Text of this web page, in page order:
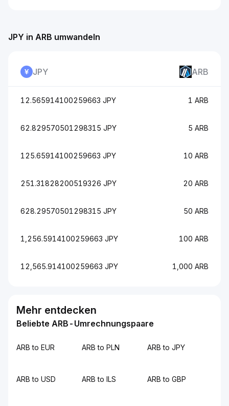
JPY in ARB umwandeln
JPY ARB
12.565914100259663 JPY 1 ARB
62.829570501298315 JPY 5 ARB
125.65914100259663 JPY 10 ARB
251.31828200519326 JPY 20 ARB
628.29570501298315 JPY 50 ARB
1,256.5914100259663 JPY 100 ARB
12,565.914100259663 JPY 1,000 ARB
Mehr entdecken
Beliebte ARB-Umrechnungspaare
ARB to EUR ARB to PLN ARB to JPY
ARB to USD ARB to ILS ARB to GBP